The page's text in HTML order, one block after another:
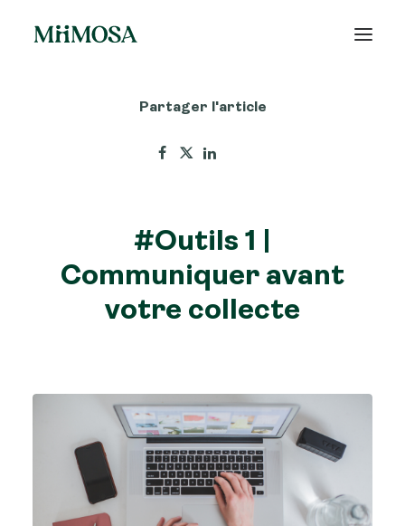
Découvrir MiiMOSA
Partager l'article
#Outils 1 |
Communiquer avant
votre collecte